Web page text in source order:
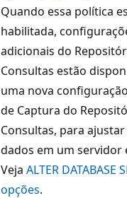
Quando essa política
habilitada,
adicionais do
Consultas estão
uma nova
de Captura do
Consultas, para
dados em um servidor
Veja ALTER DATABASE
opções.